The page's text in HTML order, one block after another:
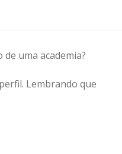
uma academia?
Lembrando que